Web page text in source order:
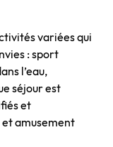
variées qui
: sport
l’eau,
séjour est
et
amusement